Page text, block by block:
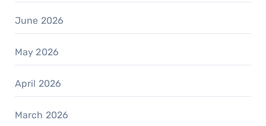
June 2026
May 2026
April 2026
March 2026